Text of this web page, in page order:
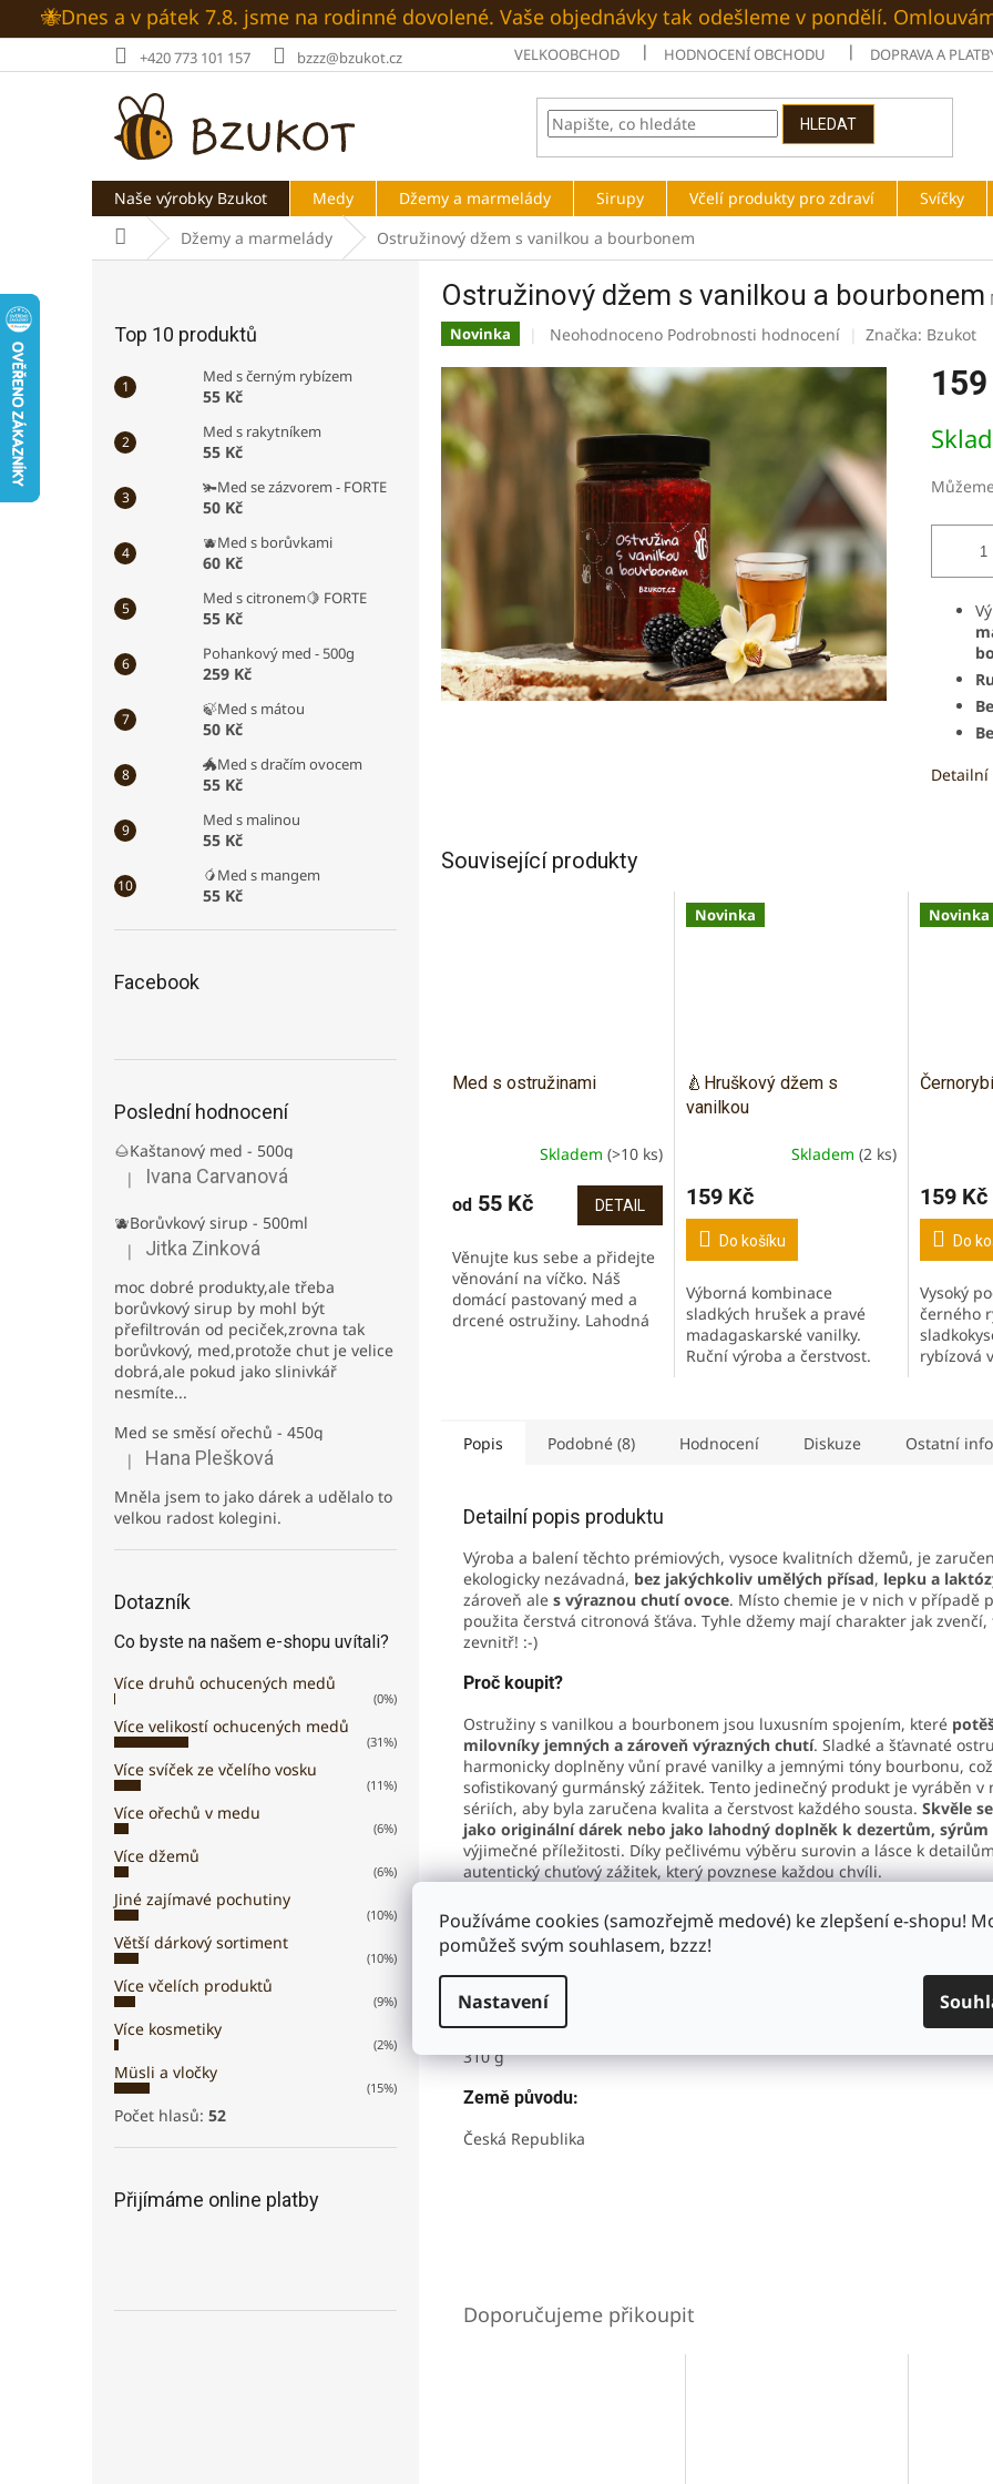
Používáme cookies (samozřejmě medové) ke zlepšení e-shopu!
pomůžeš svým souhlasem, bzzz!
Nastavení
🐝Dnes a v pátek 7.8. jsme na rodinné dovolené. Vaše objednávky tak odešleme v pondělí.
+420 773 101 157 bzzz@bzukot.cz VELKOOBCHOD HODNOCENÍ OBCHODU DOPRAVA A
HLEDAT
Naše výrobky Bzukot Medy Džemy a marmelády Sirupy Včelí produkty pro zdraví
Svíčky
Domů Džemy a marmelády Ostružinový džem s vanilkou a bourbonem
Top 10 produktů
Med s černým rybízem
55 Kč
Med s rakytníkem
55 Kč
🫚Med se zázvorem - FORTE
50 Kč
🫐Med s borůvkami
60 Kč
Med s citronem🍋 FORTE
55 Kč
Pohankový med - 500g
259 Kč
🍃Med s mátou
50 Kč
🐲Med s dračím ovocem
55 Kč
Med s malinou
55 Kč
🥭Med s mangem
55 Kč
Facebook
Poslední hodnocení
🌰Kaštanový med - 500g
Hodnocení produktu je 5 z 5 hvězdiček.
| Ivana Carvanová
🫐Borůvkový sirup - 500ml
Hodnocení produktu je 3 z 5 hvězdiček.
| Jitka Zinková
moc dobré produkty,ale třeba
borůvkový sirup by mohl být
přefiltrován od peciček,zrovna tak
borůvkový, med,protože chut je velice
dobrá,ale pokud jako slinivkář
nesmíte...
Med se směsí ořechů - 450g
Hodnocení produktu je 5 z 5 hvězdiček.
| Hana Plešková
Mněla jsem to jako dárek a udělalo to
velkou radost kolegini.
Dotazník
Co byste na našem e-shopu uvítali?
Více druhů ochucených medů
(0%)
Více velikostí ochucených medů
(31%)
Více svíček ze včelího vosku
(11%)
Více ořechů v medu
(6%)
Více džemů
(6%)
Jiné zajímavé pochutiny
(10%)
Větší dárkový sortiment
(10%)
Více včelích produktů
(9%)
Více kosmetiky
(2%)
Müsli a vločky
(15%)
Počet hlasů: 52
Přijímáme online platby
Ostružinový džem s vanilkou a bourbonem
Novinka
Průměrné
produktu
je
0,0
z
hvězdiček.
Neohodnoceno Podrobnosti hodnocení Značka: Bzukot
cena:
Související produkty
Med s ostružinami
produktu
z
5
hvězdiček.
Skladem (>10 ks)
od 55 Kč DETAIL
Věnujte kus sebe a přidejte
věnování na víčko. Náš
domácí pastovaný med a
drcené ostružiny. Lahodná
Novinka
🍐Hruškový džem s
vanilkou
Skladem (2 ks)
159 Kč
Do košíku
Výborná kombinace
sladkých hrušek a pravé
madagaskarské vanilky.
Ruční výroba a čerstvost.
Novinka
159 Kč
Do
Vysoký
černého
rybízová
přísad....
Popis Podobné (8) Hodnocení Diskuze Ostatní
Detailní popis produktu
Výroba a balení těchto prémiových, vysoce kvalitních džemů, je
ekologicky nezávadná, bez jakýchkoliv umělých přísad, lepku a
zároveň ale s výraznou chutí ovoce. Místo chemie je v nich v případě
použita čerstvá citronová šťáva. Tyhle džemy mají charakter jak zvenčí,
zevnitř! :-)
Proč koupit?
Ostružiny s vanilkou a bourbonem jsou luxusním spojením, které
milovníky jemných a zároveň výrazných chutí. Sladké a šťavnaté
harmonicky doplněny vůní pravé vanilky a jemnými tóny bourbonu,
sofistikovaný gurmánský zážitek. Tento jedinečný produkt je vyráběn v
sériích, aby byla zaručena kvalita a čerstvost každého sousta. Skvěle
jako originální dárek nebo jako lahodný doplněk k dezertům, sýrům
výjimečné příležitosti. Díky pečlivému výběru surovin a lásce k
autentický chuťový zážitek, který povznese každou chvíli.
Složení:
Ostružiny 55%,cukr, bourbon 3%,
zahušťovadlo: citrusový pektin
Hmotnost:
310 g
Země původu:
Česká Republika